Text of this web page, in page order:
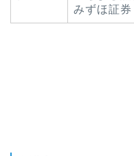
みずほ証券